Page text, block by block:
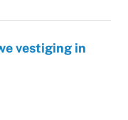
vestiging in